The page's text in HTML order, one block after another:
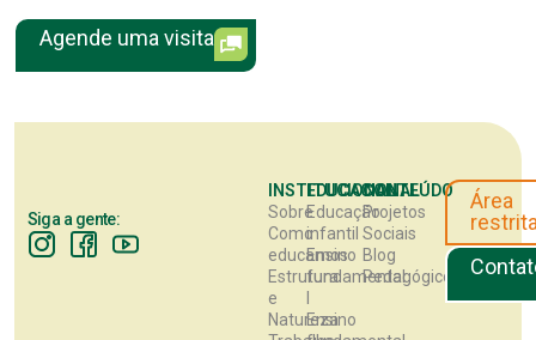
Agende uma visita
Siga a gente:
INSTITUCIONAL
Sobre
Como
educamos
Estrutura
e
Natureza
EDUCACIONAL
Educação
infantil
Ensino
fundamental
Ensino
CONTEÚDO
Blog
Pedagógico
Projetos
Sociais
Área